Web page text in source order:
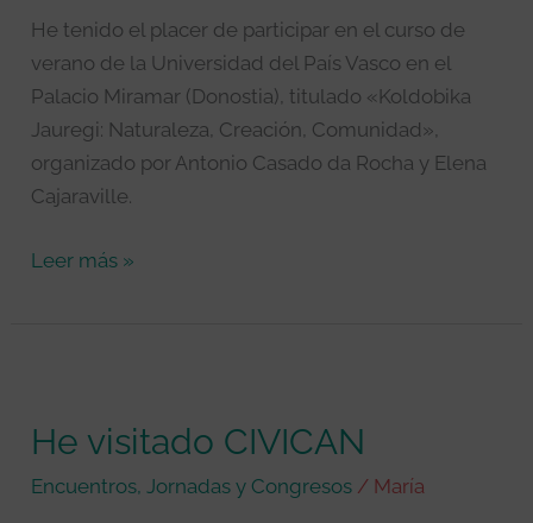
He tenido el placer de participar en el curso de
verano de la Universidad del País Vasco en el
Palacio Miramar (Donostia), titulado «Koldobika
Jauregi: Naturaleza, Creación, Comunidad»,
organizado por Antonio Casado da Rocha y Elena
Cajaraville.
Leer más »
He visitado CIVICAN
Encuentros, Jornadas y Congresos / María
CIVICAN